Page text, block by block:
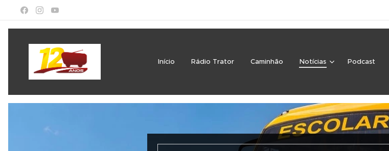
Início Rádio Trator Caminhão Notícias Podcast